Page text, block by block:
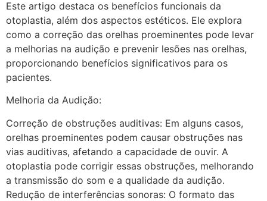
Este artigo destaca os benefícios funcionais da
otoplastia, além dos aspectos estéticos. Ele explora
como a correção das orelhas proeminentes pode levar
a melhorias na audição e prevenir lesões nas orelhas,
proporcionando benefícios significativos para os
pacientes.
Melhoria da Audição:
Correção de obstruções auditivas: Em alguns casos,
orelhas proeminentes podem causar obstruções nas
vias auditivas, afetando a capacidade de ouvir. A
otoplastia pode corrigir essas obstruções, melhorando
a transmissão do som e a qualidade da audição.
Redução de interferências sonoras: O formato das